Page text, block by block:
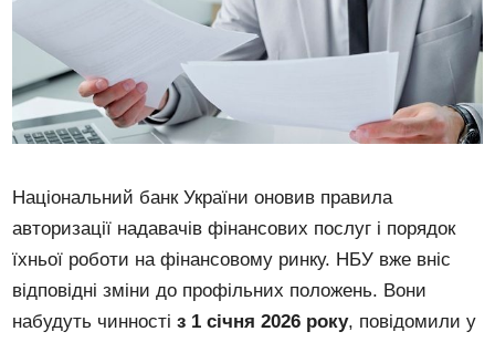
Національний банк України оновив правила
авторизації надавачів фінансових послуг і порядок
їхньої роботи на фінансовому ринку. НБУ вже вніс
відповідні зміни до профільних положень. Вони
набудуть чинностіз 1 січня 2026 року, повідомили у